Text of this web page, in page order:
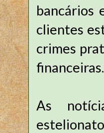
bancários
clientes
crimes
financeiras.
As